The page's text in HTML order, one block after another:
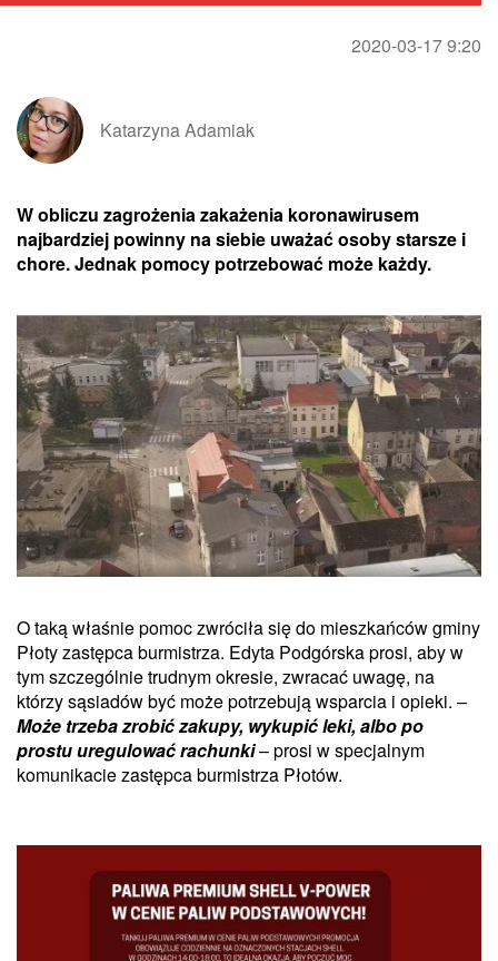
2020-03-17 9:20
Katarzyna Adamiak
W obliczu zagrożenia zakażenia koronawirusem
najbardziej powinny na siebie uważać osoby starsze i
chore. Jednak pomocy potrzebować może każdy.
O taką właśnie pomoc zwróciła się do mieszkańców gminy
Płoty zastępca burmistrza. Edyta Podgórska prosi, aby w
tym szczególnie trudnym okresie, zwracać uwagę, na
którzy sąsiadów być może potrzebują wsparcia i opieki. –
Może trzeba zrobić zakupy, wykupić leki, albo po
prostu uregulować rachunki– prosi w specjalnym
komunikacie zastępca burmistrza Płotów.